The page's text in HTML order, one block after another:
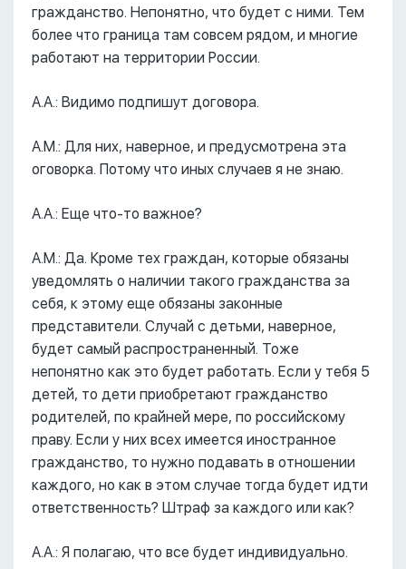
гражданство. Непонятно, что будет с ними. Тем
более что граница там совсем рядом, и многие
работают на территории России.
А.А.: Видимо подпишут договора.
А.М.: Для них, наверное, и предусмотрена эта
оговорка. Потому что иных случаев я не знаю.
А.А.: Еще что-то важное?
А.М.: Да. Кроме тех граждан, которые обязаны
уведомлять о наличии такого гражданства за
себя, к этому еще обязаны законные
представители. Случай с детьми, наверное,
будет самый распространенный. Тоже
непонятно как это будет работать. Если у тебя 5
детей, то дети приобретают гражданство
родителей, по крайней мере, по российскому
праву. Если у них всех имеется иностранное
гражданство, то нужно подавать в отношении
каждого, но как в этом случае тогда будет идти
ответственность? Штраф за каждого или как?
А.А.: Я полагаю, что все будет индивидуально.